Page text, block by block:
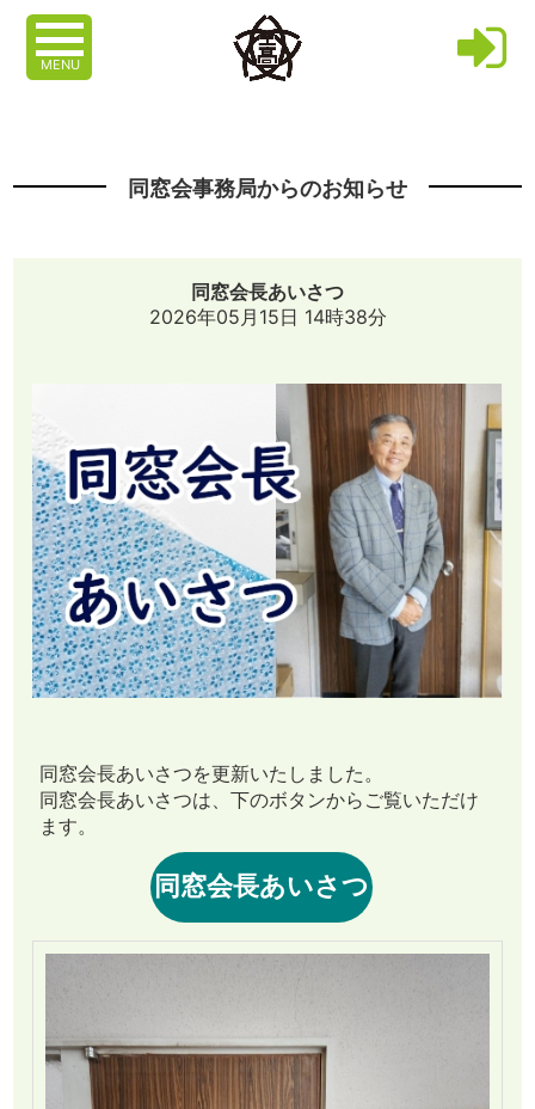
MENU
同窓会事務局からのお知らせ
同窓会長あいさつ
2026年05月15日 14時38分
同窓会長あいさつを更新いたしました。
同窓会長あいさつは、下のボタンからご覧いただけ
ます。
同窓会長あいさつ